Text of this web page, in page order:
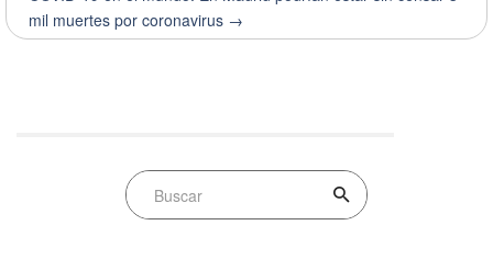
mil muertes por coronavirus →